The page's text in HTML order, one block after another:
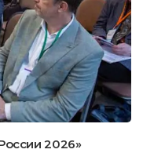
2026»